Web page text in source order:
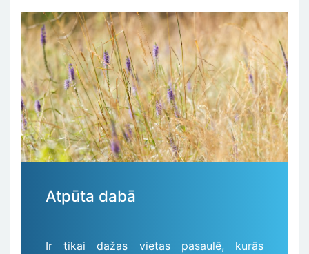
Atpūta dabā
Ir tikai dažas vietas pasaulē, kurās